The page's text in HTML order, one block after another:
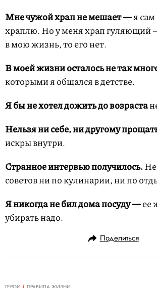
Мне чужой храп не мешает —я
храплю. Но у меня храп гуляющий
в мою жизнь, то его нет.
В моей жизни осталось не так
которыми я общался в детстве.
Я бы не хотел дожить до возраста
Нельзя ни себе, ни другому
искры внутри.
Странное интервью получилось.
советов ни по кулинарии, ни по
Я никогда не бил дома посуду —ее
убирать надо.
Поделиться